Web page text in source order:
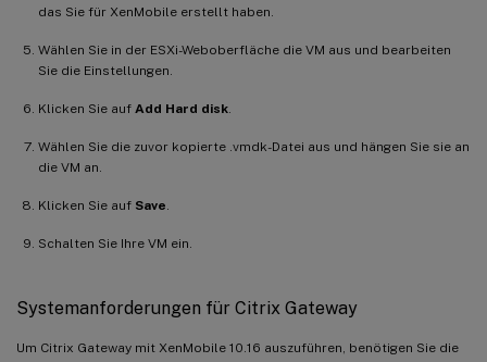
das Sie für XenMobile erstellt haben.
Wählen Sie in der ESXi-Weboberfläche die VM aus und bearbeiten
Sie die Einstellungen.
Klicken Sie auf Add Hard disk
Wählen Sie die zuvor kopierte .vmdk-Datei aus und hängen Sie sie an
die VM an.
Klicken Sie auf Save
Schalten Sie Ihre VM ein.
Systemanforderungen für Citrix Gateway
Um Citrix Gateway mit XenMobile 10.16 auszuführen, benötigen Sie die